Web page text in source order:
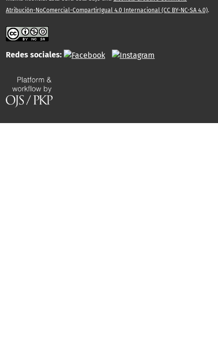
Atribución-NoComercial-CompartirIgual 4.0 Internacional (CC BY-NC-SA 4.0).
Redes sociales: